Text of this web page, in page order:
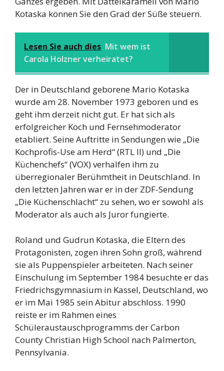
Kotaska können Sie den Grad der Süße steuern.
Lesen Sie auch dies Mit wem ist
Carola Holzner verheiratet?
Der in Deutschland geborene Mario Kotaska
wurde am 28. November 1973 geboren und es
geht ihm derzeit nicht gut. Er hat sich als
erfolgreicher Koch und Fernsehmoderator
etabliert. Seine Auftritte in Sendungen wie „Die
Kochprofis-Use am Herd“ (RTL II) und „Die
Küchenchefs“ (VOX) verhalfen ihm zu
überregionaler Berühmtheit in Deutschland. In
den letzten Jahren war er in der ZDF-Sendung
„Die Küchenschlacht“ zu sehen, wo er sowohl als
Moderator als auch als Juror fungierte.
Roland und Gudrun Kotaska, die Eltern des
Protagonisten, zogen ihren Sohn groß, während
sie als Puppenspieler arbeiteten. Nach seiner
Einschulung im September 1984 besuchte er das
Friedrichsgymnasium in Kassel, Deutschland, wo
er im Mai 1985 sein Abitur abschloss. 1990
reiste er im Rahmen eines
Schüleraustauschprogramms der Carbon
County Christian High School nach Palmerton,
Pennsylvania.